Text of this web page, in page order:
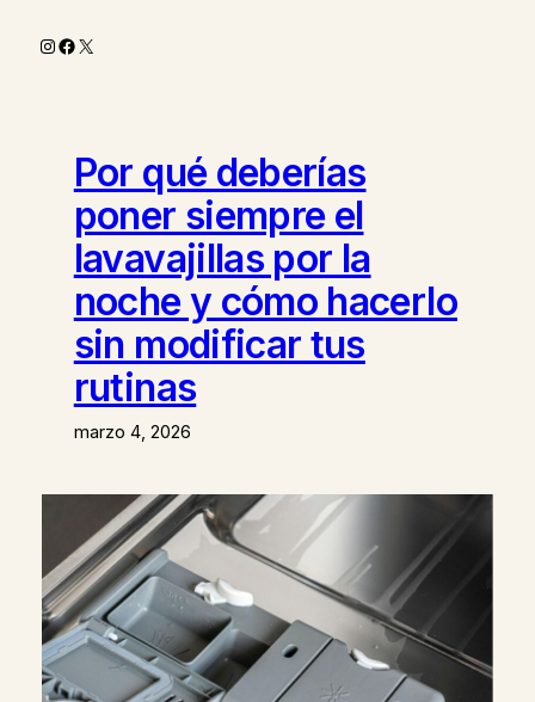
Instagram
Facebook
X
Por qué deberías
poner siempre el
lavavajillas por la
noche y cómo hacerlo
sin modificar tus
rutinas
marzo 4, 2026